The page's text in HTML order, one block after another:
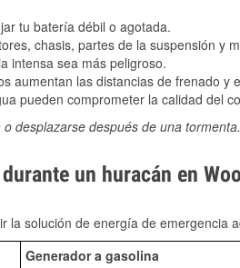
tu batería débil o agotada.
chasis, partes de la suspensión y
intensa sea más peligroso.
aumentan las distancias de frenado y
pueden comprometer la calidad del
desplazarse después de una tormenta.
un huracán en
solución de energía de emergencia
Generador a gasolina